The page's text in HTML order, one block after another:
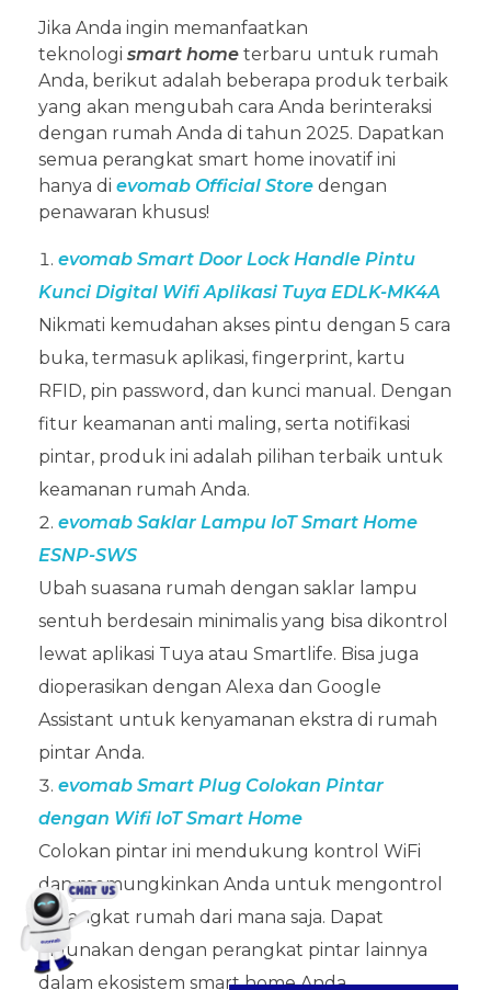
Jika Anda ingin memanfaatkan
teknologi smart home terbaru untuk rumah
Anda, berikut adalah beberapa produk terbaik
yang akan mengubah cara Anda berinteraksi
dengan rumah Anda di tahun 2025. Dapatkan
semua perangkat smart home inovatif ini
hanya di evomab Official Store dengan
penawaran khusus!
evomab Smart Door Lock Handle Pintu
Kunci Digital Wifi Aplikasi Tuya EDLK-MK4A
Nikmati kemudahan akses pintu dengan 5 cara
buka, termasuk aplikasi, fingerprint, kartu
RFID, pin password, dan kunci manual. Dengan
fitur keamanan anti maling, serta notifikasi
pintar, produk ini adalah pilihan terbaik untuk
keamanan rumah Anda.
evomab Saklar Lampu IoT Smart Home
ESNP-SWS
Ubah suasana rumah dengan saklar lampu
sentuh berdesain minimalis yang bisa dikontrol
lewat aplikasi Tuya atau Smartlife. Bisa juga
dioperasikan dengan Alexa dan Google
Assistant untuk kenyamanan ekstra di rumah
pintar Anda.
evomab Smart Plug Colokan Pintar
dengan Wifi IoT Smart Home
Colokan pintar ini mendukung kontrol WiFi
dan memungkinkan Anda untuk mengontrol
perangkat rumah dari mana saja. Dapat
digunakan dengan perangkat pintar lainnya
dalam ekosistem smart home Anda.